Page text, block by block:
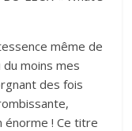
même de
moins mes
des fois
! Ce titre